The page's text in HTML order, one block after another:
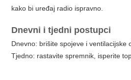
kako bi uređaj radio ispravno.
Dnevni i tjedni postupci
Dnevno: brišite spojeve i
Tjedno: rastavite spremnik, isperite